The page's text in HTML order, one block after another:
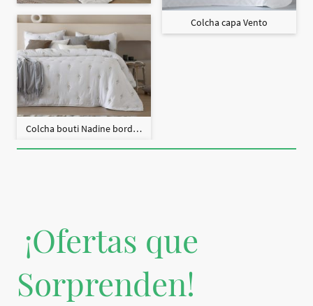
Colcha bouti Nadine bordado + fundas cojín
Colcha capa Vento
¡Ofertas que
Sorprenden!